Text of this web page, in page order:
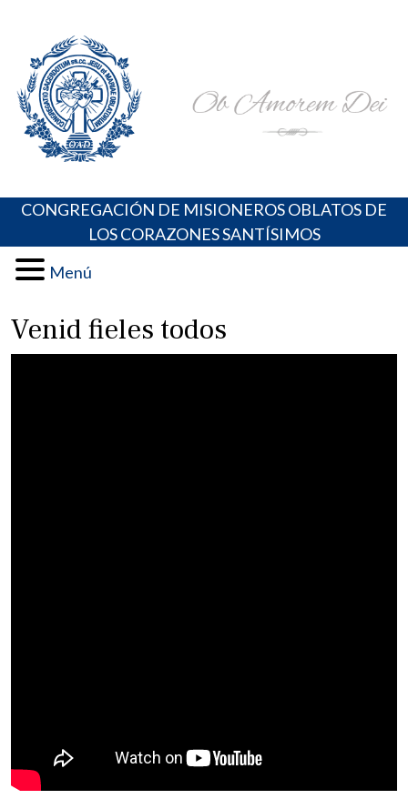
content
Portal de los Padres Oblatos. Advocaciones Marianas,
Oraciones, Música religiosa y más
CONGREGACIÓN DE MISIONEROS OBLATOS DE
LOS CORAZONES SANTÍSIMOS
Menú
Venid fieles todos